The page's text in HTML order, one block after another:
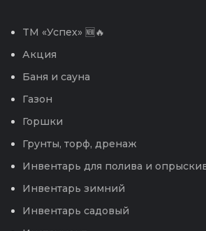
TM «Успех» 🆕🔥
Акция
Баня и сауна
Газон
Горшки
Грунты, торф, дренаж
Инвентарь для полива и
Инвентарь зимний
Инвентарь садовый